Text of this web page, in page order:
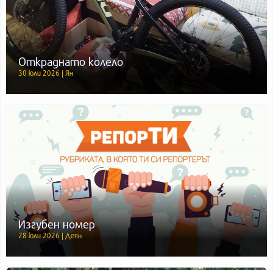
Откраднато колело
30 юли 2026 | Ян
Изгубен номер
28 юли 2026 | Деян